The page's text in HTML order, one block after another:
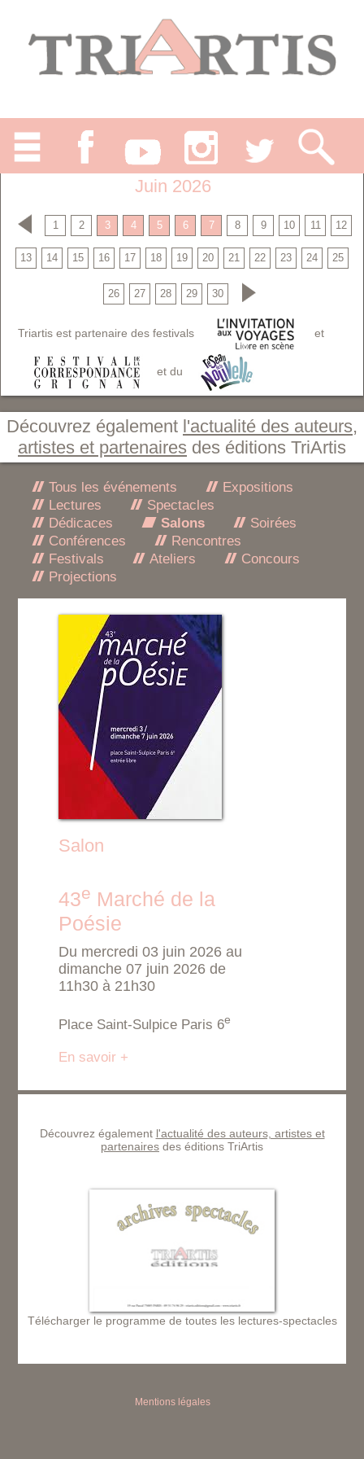
Juin 2026
1 2 3 4 5 6 7 8 9 10 11 12
13 14 15 16 17 18 19 20 21 22 23 24 25
26 27 28 29 30
Triartis est partenaire des festivals et
et du
Découvrez également l'actualité des auteurs,
artistes et partenaires des éditions TriArtis
Tous les événements
Expositions
Lectures
Spectacles
Dédicaces
Salons
Soirées
Conférences
Rencontres
Festivals
Ateliers
Concours
Projections
Salon
43e Marché de la
Poésie
Du mercredi 03 juin 2026 au
dimanche 07 juin 2026 de
11h30 à 21h30
Place Saint-Sulpice Paris 6e
En savoir +
Découvrez également l'actualité des auteurs, artistes et
partenaires des éditions TriArtis
Télécharger le programme de toutes les lectures-spectacles
Mentions légales